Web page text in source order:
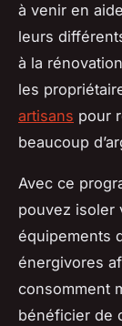
à venir en
leurs
à la
les
artisans pour
beaucoup
Avec ce
pouvez isoler
équipements
énergivores
consomment
bénéficier de